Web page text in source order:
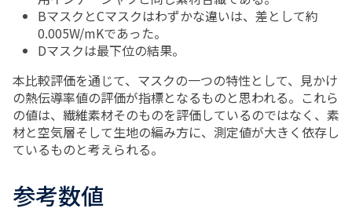
Bマスク とCマスクはわずかな違いは、差として約
0.005W/mKであった。
Dマスクは最下位の結果。
本比較評価を通じて、マスクの一つの特性として、見かけ
の熱伝導率値の評価が指標となるものと思われる。これら
の値は、繊維素材そのものを評価しているのではなく、素
材と空気層そして生地の編み方に、測定値が大きく依存し
ているものと考えられる。
参考数値